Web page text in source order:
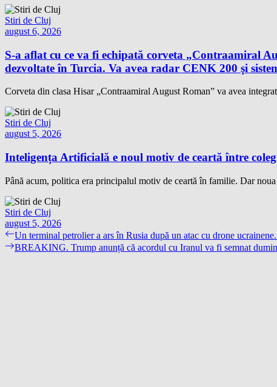
Stiri de Cluj
august 6, 2026
S-a aflat cu ce va fi echipată corveta „Contraamiral
dezvoltate în Turcia. Va avea radar CENK 200 şi
Corveta din clasa Hisar „Contraamiral August Roman” va avea
Stiri de Cluj
august 5, 2026
Inteligența Artificială e noul motiv de ceartă între
Până acum, politica era principalul motiv de ceartă în familie. Dar
Stiri de Cluj
august 5, 2026
Navigare
în
Previous
post:
Un terminal petrolier a ars în Rusia după un atac cu drone
Next
BREAKING. Trump anunță că acordul cu Iranul va fi semnat